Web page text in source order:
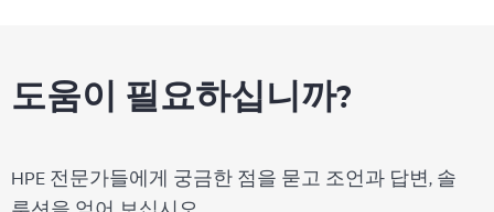
도움이 필요하십니까?
HPE 전문가들에게 궁금한 점을 묻고 조언과 답변, 솔